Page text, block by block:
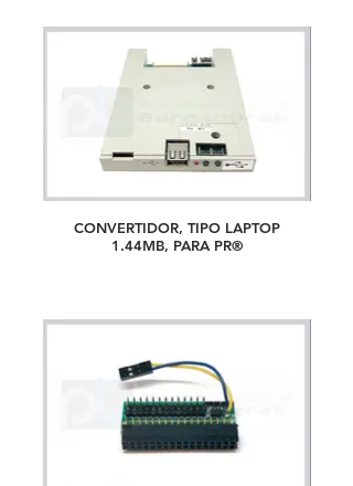
CONVERTIDOR, TIPO LAPTOP
1.44MB, PARA PR®